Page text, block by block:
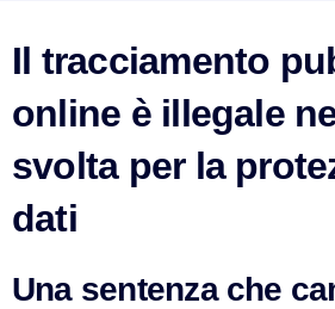
Il tracciamento
online è illegale
svolta per la
dati
Una sentenza che
Salve! Sono VismarChat, l'agente AI di
cosa possiamo esserti utile?